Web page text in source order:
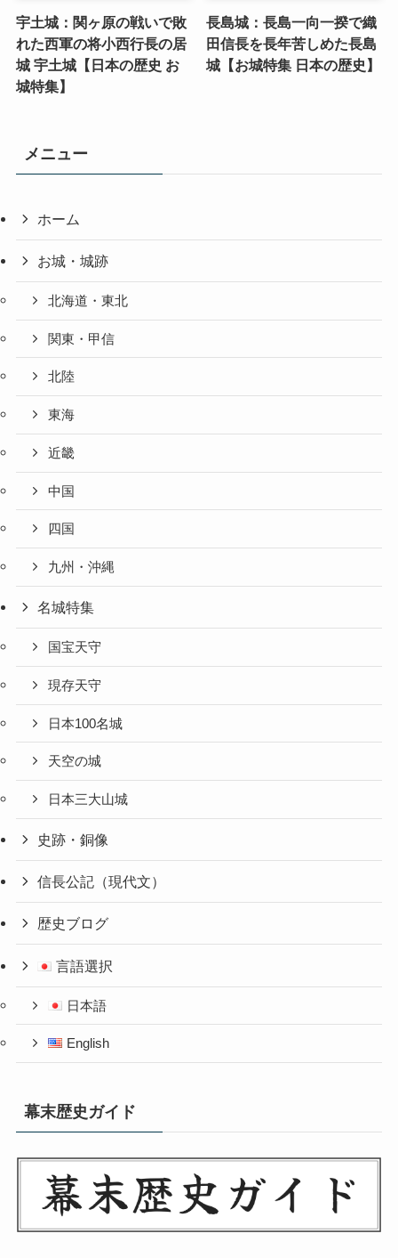
宇土城：関ヶ原の戦いで敗
れた西軍の将小西行長の居
城 宇土城【日本の歴史 お
城特集】
長島城：長島一向一揆で織
田信長を長年苦しめた長島
城【お城特集 日本の歴史】
メニュー
ホーム
お城・城跡
北海道・東北
関東・甲信
北陸
東海
近畿
中国
四国
九州・沖縄
名城特集
国宝天守
現存天守
日本100名城
天空の城
日本三大山城
史跡・銅像
信長公記（現代文）
歴史ブログ
言語選択
日本語
English
幕末歴史ガイド